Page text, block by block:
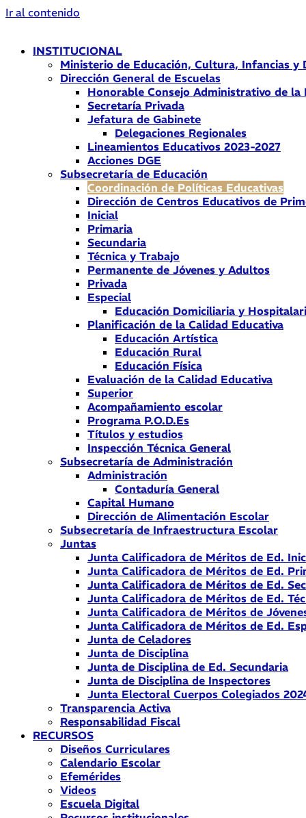
Ir al contenido
INSTITUCIONAL
Ministerio de Educación, Cultura, Infancias y
Dirección General de Escuelas
Honorable Consejo Administrativo de la
Secretaría Privada
Jefatura de Gabinete
Delegaciones Regionales
Lineamientos Educativos 2023-2027
Acciones DGE
Subsecretaría de Educación
Coordinación de Políticas Educativas
Dirección de Centros Educativos de
Inicial
Primaria
Secundaria
Técnica y Trabajo
Permanente de Jóvenes y Adultos
Privada
Especial
Educación Domiciliaria y
Planificación de la Calidad Educativa
Educación Artística
Educación Rural
Educación Física
Evaluación de la Calidad Educativa
Superior
Acompañamiento escolar
Programa P.O.D.Es
Títulos y estudios
Inspección Técnica General
Subsecretaría de Administración
Administración
Contaduría General
Capital Humano
Dirección de Alimentación Escolar
Subsecretaría de Infraestructura Escolar
Juntas
Junta Calificadora de Méritos de Ed.
Junta Calificadora de Méritos de Ed.
Junta Calificadora de Méritos de Ed.
Junta Calificadora de Méritos de Ed.
Junta Calificadora de Méritos de
Junta Calificadora de Méritos de Ed.
Junta de Celadores
Junta de Disciplina
Junta de Disciplina de Ed. Secundaria
Junta de Disciplina de Inspectores
Junta Electoral Cuerpos Colegiados
Transparencia Activa
Responsabilidad Fiscal
RECURSOS
Diseños Curriculares
Calendario Escolar
Efemérides
Videos
Escuela Digital